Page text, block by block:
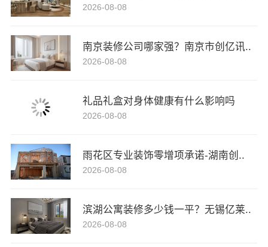
2026-08-08
南京装修公司哪家强？南京市创亿讯..
2026-08-08
礼品礼盒对身体健康有什么影响吗
2026-08-08
雨花区专业装饰零增项承诺-湖南创..
2026-08-08
滨湖公寓装修多少钱一平？无锡亿莱..
2026-08-08